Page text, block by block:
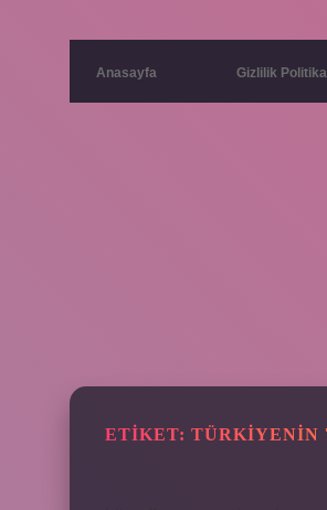
Anasayfa Gizlilik
ETIKET: TÜRKIYENIN